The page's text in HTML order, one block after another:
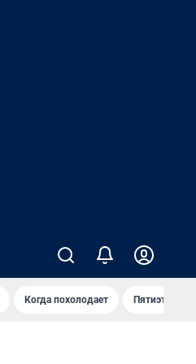
Когда похолодает Пятиэтажка